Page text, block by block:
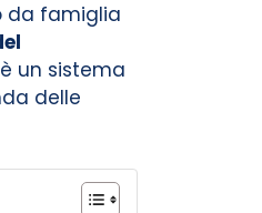
da famiglia
un sistema
delle